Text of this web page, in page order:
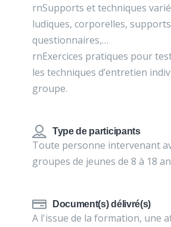
rnSupports et techniques
ludiques, corporelles, supports
questionnaires,…
rnExercices pratiques pour
les techniques d’entretien
groupe.
Type de participants
Toute personne intervenant
groupes de jeunes de 8 à 18
Document(s) délivré(s)
A l'issue de la formation, une